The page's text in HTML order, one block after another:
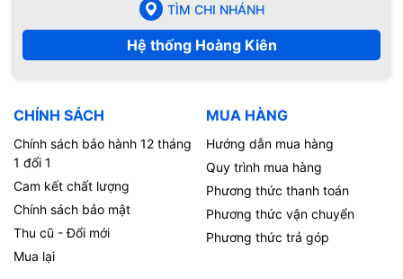
TÌM CHI NHÁNH
Hệ thống Hoàng Kiên
CHÍNH SÁCH
Chính sách bảo hành 12 tháng
1 đổi 1
Cam kết chất lượng
Chính sách bảo mật
Thu cũ - Đổi mới
Mua lại
MUA HÀNG
Hướng dẫn mua hàng
Quy trình mua hàng
Phương thức thanh toán
Phương thức vận chuyển
Phương thức trả góp